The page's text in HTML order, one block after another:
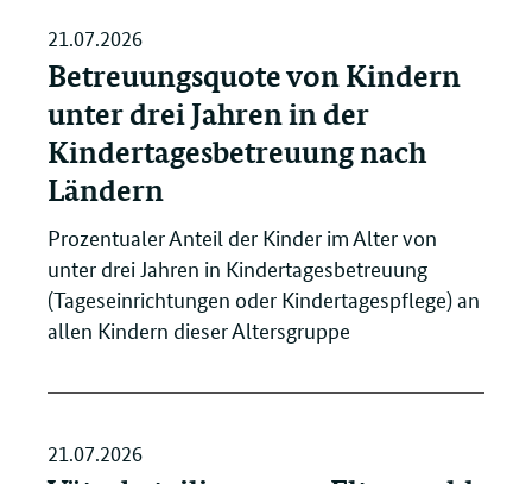
21.07.2026
Betreuungsquote von Kindern
unter drei Jahren in der
Kindertagesbetreuung nach
Ländern
Prozentualer Anteil der Kinder im Alter von
unter drei Jahren in Kindertagesbetreuung
(Tageseinrichtungen oder Kindertagespflege) an
allen Kindern dieser Altersgruppe
21.07.2026